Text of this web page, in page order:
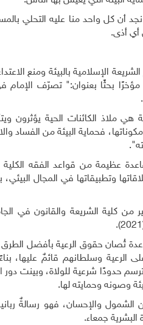
أن كل واحد منا عليه التحلي
أي أذى.
الإسلامية بالبيئة ومنع
مؤخرًا بحثًا بعنوان:" تصرّف الإمام
هي ملاذ الكائنات الحية يؤثرون
فحماية البيئة من الفساد
قاعدة عظيمة من قواعد الفقه
وتطبيقاتها في المجال البيئي،
من كلية الشريعة والقانون في
تُصان حقوق الرعية بأفضل الطرق
الرعية وسلطانهم قائمٌ عليها،
حدودًا شرعية للولاة، وبينت دور
وصونه وحمايته لها.
الشمول والإحسان، فهو رسالةٌ
البشرية جمعاء.